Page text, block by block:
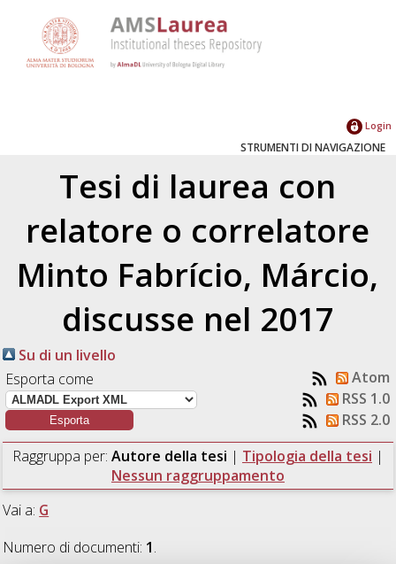
Login
STRUMENTI DI NAVIGAZIONE
Tesi di laurea con
relatore o correlatore
Minto Fabrício, Márcio,
discusse nel 2017
Su di un livello
Esporta come
Atom
RSS 1.0
RSS 2.0
Raggruppa per: Autore della tesi | Tipologia della tesi |
Nessun raggruppamento
Vai a: G
Numero di documenti: 1.